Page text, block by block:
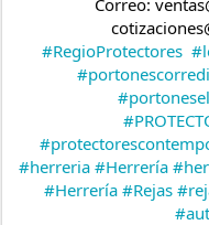
#RegioProtectores
#herreria #Herrería
#Herrería #Rejas